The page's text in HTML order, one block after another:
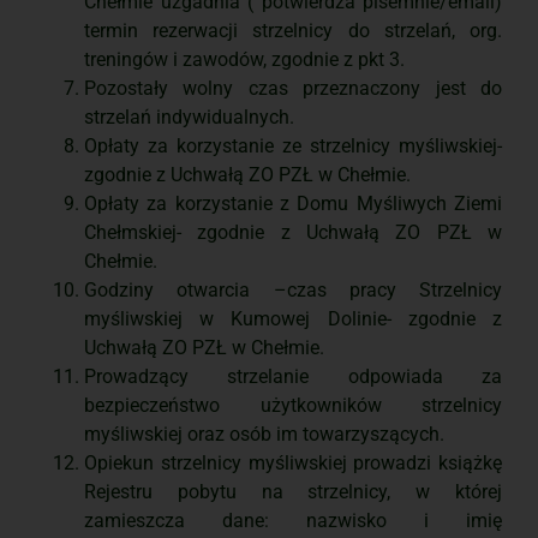
termin rezerwacji strzelnicy do strzelań, org.
treningów i zawodów, zgodnie z pkt 3.
Pozostały wolny czas przeznaczony jest do
strzelań indywidualnych.
Opłaty za korzystanie ze strzelnicy myśliwskiej-
zgodnie z Uchwałą ZO PZŁ w Chełmie.
Opłaty za korzystanie z Domu Myśliwych Ziemi
Chełmskiej- zgodnie z Uchwałą ZO PZŁ w
Chełmie.
Godziny otwarcia –czas pracy Strzelnicy
myśliwskiej w Kumowej Dolinie- zgodnie z
Uchwałą ZO PZŁ w Chełmie.
Prowadzący strzelanie odpowiada za
bezpieczeństwo użytkowników strzelnicy
myśliwskiej oraz osób im towarzyszących.
Opiekun strzelnicy myśliwskiej prowadzi książkę
Rejestru pobytu na strzelnicy, w której
zamieszcza dane: nazwisko i imię